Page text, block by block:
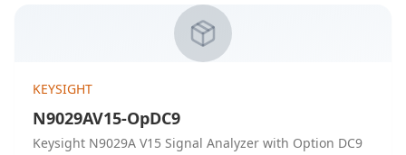
KEYSIGHT
N9029AV15-OpDC9
Keysight N9029A V15 Signal Analyzer with Option DC9